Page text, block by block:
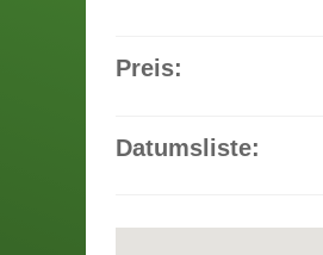
Preis:
Datumsliste: